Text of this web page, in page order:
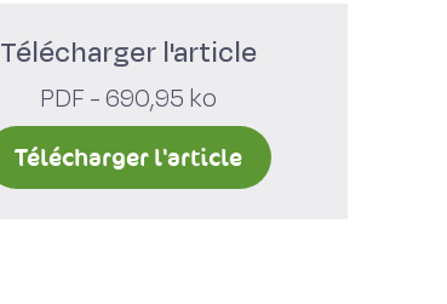
Télécharger l'article
PDF - 690,95 ko
Télécharger l'article